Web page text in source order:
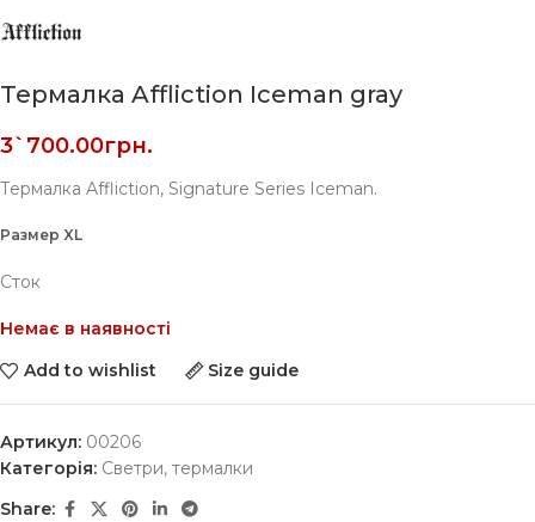
Термалка Affliction Iceman gray
3`700.00грн.
Термалка Affliction, Signature Series Iceman.
Размер XL
Сток
Немає в наявності
Add to wishlist
Size guide
Артикул: 00206
Категорія: Светри, термалки
Share: